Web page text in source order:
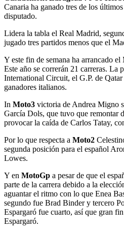
Canaria ha ganado tres de los
disputado.
Lidera la tabla el Real Madrid,
jugado tres partidos menos que el
Y este fin de semana ha arrancado
Este año se correrán 21 carreras. La
International Circuit, el G.P. de
ganadores italianos.
In Moto3 victoria de Andrea Migno
García Dols, que tuvo que remontar
provocar la caída de Carlos Tatay,
Por lo que respecta a Moto2
segunda posición para el español
Lowes.
Y en MotoGp a pesar de que el
parte de la carrera debido a la
aguantar el ritmo con lo que Enea
segundo fue Brad Binder y tercero
Espargaró fue cuarto, así que gran
Espargaró.